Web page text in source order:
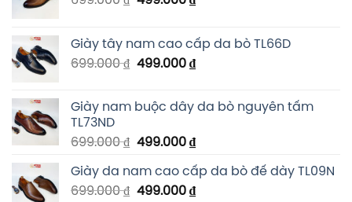
Giày tây nam cao cấp da bò TL66D
699.000₫ 499.000₫
Giày nam buộc dây da bò nguyên tấm
TL73ND
699.000₫ 499.000₫
Giày da nam cao cấp da bò đế dày TL09N
699.000₫ 499.000₫